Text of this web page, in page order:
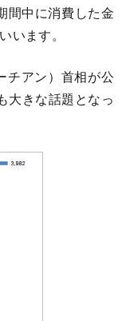
間中に消費した金
います。
チアン）首相が公
大きな話題となっ